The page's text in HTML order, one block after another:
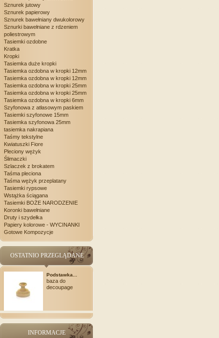
Sznurek jutowy
Sznurek papierowy
Sznurek bawełniany dwukolorowy
Sznurki bawełniane z rdzeniem
poliestrowym
Tasiemki ozdobne
Kratka
Kropki
Tasiemka duże kropki
Tasiemka ozdobna w kropki 12mm
Tasiemka ozdobna w kropki 12mm
Tasiemka ozdobna w kropki 25mm
Tasiemka ozdobna w kropki 25mm
Tasiemka ozdobna w kropki 6mm
Szyfonowa z atłasowym paskiem
Tasiemki szyfonowe 15mm
Tasiemka szyfonowa 25mm
tasiemka nakrapiana
Taśmy tekstylne
Kwiatuszki Fiore
Pleciony wężyk
Ślimaczki
Szlaczek z brokatem
Taśma pleciona
Taśma wężyk przeplatany
Tasiemki rypsowe
Wstążka ściągana
Tasiemki BOŻE NARODZENIE
Koronki bawełniane
Druty i szydełka
Papiery kolorowe - WYCINANKI
Gotowe Kompozycje
OSTATNIO PRZEGLĄDANE
Podstawka...
baza do
decoupage
INFORMACJE